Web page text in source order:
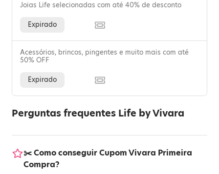
Joias Life selecionadas com até 40% de desconto
Expirado
Acessórios, brincos, pingentes e muito mais com até
50% OFF
Expirado
Perguntas frequentes Life by Vivara
✂️ Como conseguir Cupom Vivara Primeira
Compra?